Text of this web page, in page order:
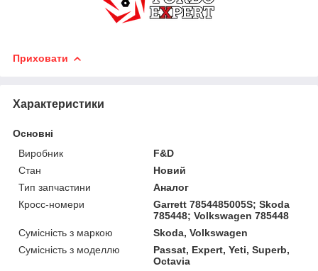
Приховати
Характеристики
Основні
Виробник
F&D
Стан
Новий
Тип запчастини
Аналог
Кросс-номери
Garrett 7854485005S; Skoda
785448; Volkswagen 785448
Сумісність з маркою
Skoda, Volkswagen
Сумісність з моделлю
Passat, Expert, Yeti, Superb,
Octavia